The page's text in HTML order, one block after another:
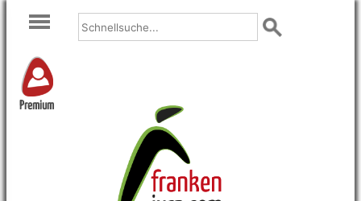
Premium